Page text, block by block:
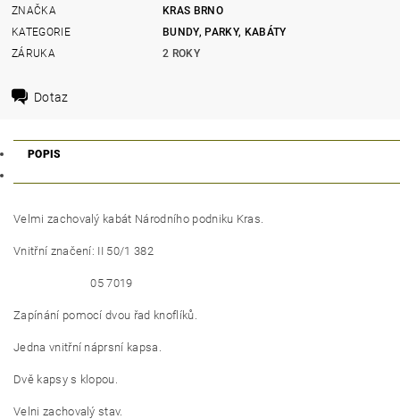
ZNAČKA
KRAS BRNO
KATEGORIE
BUNDY, PARKY, KABÁTY
ZÁRUKA
2 ROKY
Dotaz
POPIS
Velmi zachovalý kabát Národního podniku Kras.
Vnitřní značení: II 50/1 382
05 7019
Zapínání pomocí dvou řad knoflíků.
Jedna vnitřní náprsní kapsa.
Dvě kapsy s klopou.
Velni zachovalý stav.